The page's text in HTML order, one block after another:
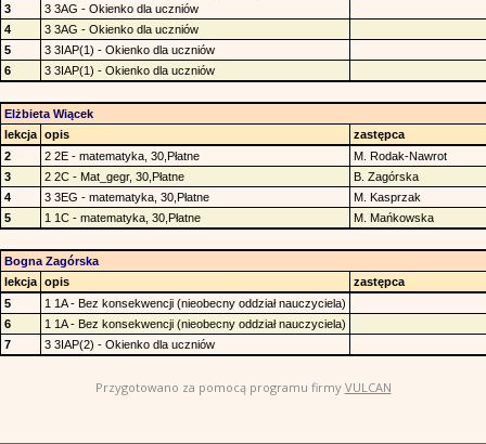
3
3 3AG - Okienko dla uczniów
4
3 3AG - Okienko dla uczniów
5
3 3IAP(1) - Okienko dla uczniów
6
3 3IAP(1) - Okienko dla uczniów
Elżbieta Wiącek
lekcja opis
zastępca
2
2 2E - matematyka, 30,Płatne
M. Rodak-Nawrot
3
2 2C - Mat_gegr, 30,Płatne
B. Zagórska
4
3 3EG - matematyka, 30,Płatne
M. Kasprzak
5
1 1C - matematyka, 30,Płatne M. Mańkowska
Bogna Zagórska
lekcja opis
zastępca
5
1 1A - Bez konsekwencji (nieobecny oddział nauczyciela)
6
1 1A - Bez konsekwencji (nieobecny oddział nauczyciela)
7
3 3IAP(2) - Okienko dla uczniów
Przygotowano za pomocą programu firmy VULCAN